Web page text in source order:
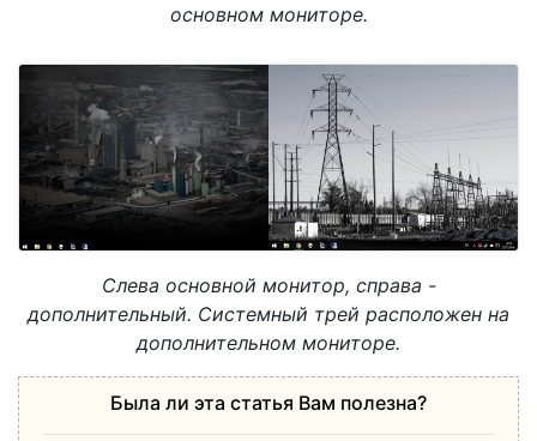
основном мониторе.
Слева основной монитор, справа -
дополнительный. Системный трей расположен на
дополнительном мониторе.
Была ли эта статья Вам полезна?